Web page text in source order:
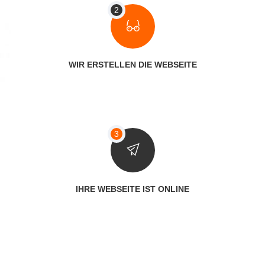
WIR ERSTELLEN DIE WEBSEITE
IHRE WEBSEITE IST ONLINE